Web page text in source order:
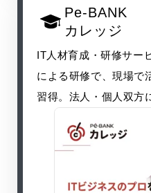
Pe-BANK
カレッジ
IT人材育成・研修サー
による研修で、現場で
習得。法人・個人双方